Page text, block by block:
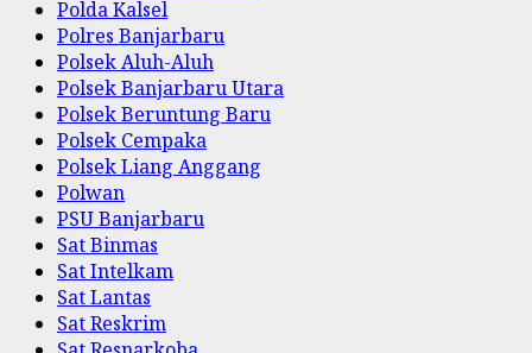
Polda Kalsel
Polres Banjarbaru
Polsek Aluh-Aluh
Polsek Banjarbaru Utara
Polsek Beruntung Baru
Polsek Cempaka
Polsek Liang Anggang
Polwan
PSU Banjarbaru
Sat Binmas
Sat Intelkam
Sat Lantas
Sat Reskrim